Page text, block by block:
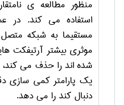
منظور مطالعه ی
استفاده می کند. در
مستقیما به شبکه
موثری بیشتر آرتیفکت
شده اند را حذف می کند،
یک پارامتر کمی سازی
دنبال کند را می دهد.